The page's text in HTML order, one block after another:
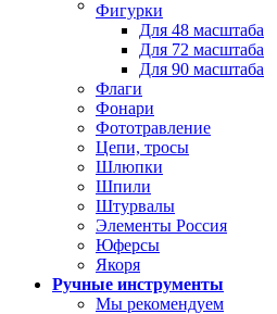
Фигурки
Для 48 масштаба
Для 72 масштаба
Для 90 масштаба
Флаги
Фонари
Фототравление
Цепи, тросы
Шлюпки
Шпили
Штурвалы
Элементы Россия
Юферсы
Якоря
Ручные инструменты
Мы рекомендуем